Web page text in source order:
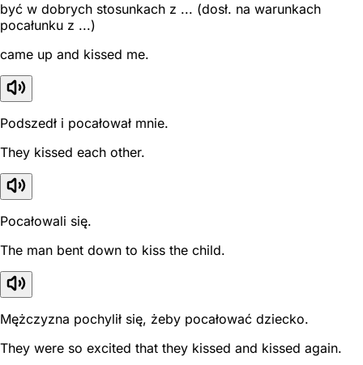
być w dobrych stosunkach z ... (dosł. na warunkach
pocałunku z ...)
came up and kissed me.
Podszedł i pocałował mnie.
They kissed each other.
Pocałowali się.
The man bent down to kiss the child.
Mężczyzna pochylił się, żeby pocałować dziecko.
They were so excited that they kissed and kissed again.